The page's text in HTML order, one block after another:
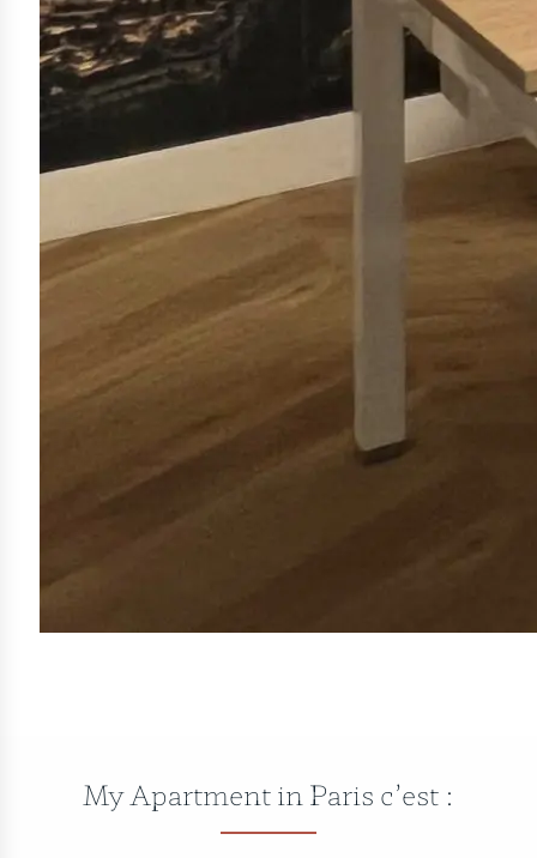
My Apartment in Paris c’est :